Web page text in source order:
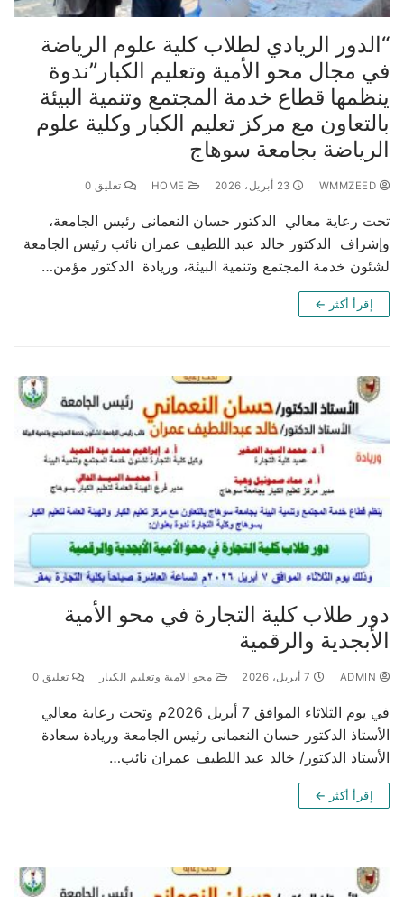
“الدور الريادي لطلاب كلية علوم الرياضة
في مجال محو الأمية وتعليم الكبار”ندوة
ينظمها قطاع خدمة المجتمع وتنمية البيئة
بالتعاون مع مركز تعليم الكبار وكلية علوم
الرياضة بجامعة سوهاج
23 أبريل، 2026 تعليق 0
تحت رعاية معالي الدكتور حسان النعمانى رئيس الجامعة،
وإشراف الدكتور خالد عبد اللطيف عمران نائب رئيس الجامعة
لشئون خدمة المجتمع وتنمية البيئة، وريادة الدكتور مؤمن…
إقرأ أكثر ←
دور طلاب كلية التجارة في محو الأمية
الأبجدية والرقمية
7 أبريل، 2026 محو الامية وتعليم الكبار تعليق 0
في يوم الثلاثاء الموافق 7 أبريل 2026م وتحت رعاية معالي
الأستاذ الدكتور حسان النعمانى رئيس الجامعة وريادة سعادة
الأستاذ الدكتور/ خالد عبد اللطيف عمران نائب…
إقرأ أكثر ←